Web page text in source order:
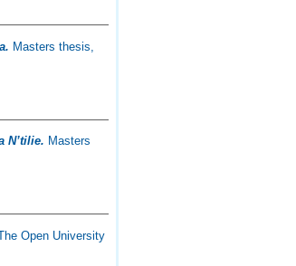
Masters thesis,
N’tilie. Masters
Open University